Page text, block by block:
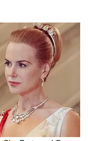
गुजरात पहल को
ले जाकर और
के अवसरों को
का आयोजन करके
को अपनाया है।
कॉन्फ्रेंस केवल
Hindi News
News Hindi.